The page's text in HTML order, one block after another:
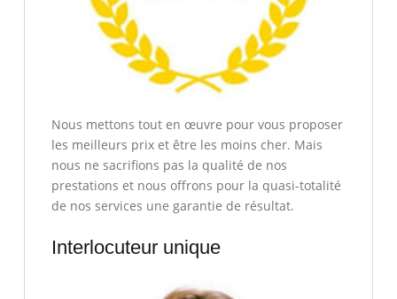
Nous mettons tout en œuvre pour vous proposer
les meilleurs prix et être les moins cher. Mais
nous ne sacrifions pas la qualité de nos
prestations et nous offrons pour la quasi-totalité
de nos services une garantie de résultat.
Interlocuteur unique